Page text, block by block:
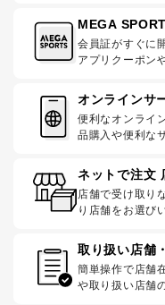
MEGA
会員証がすぐに
アプリクーポン
オンラインサ
便利なオンライ
品購入や便利な
ネットで注文
店舗で受け取り
り店舗をお選び
取り扱い店舗
簡単操作で店舗
や取り扱い店舗